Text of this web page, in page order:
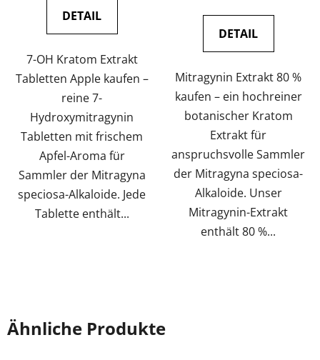
DETAIL
7-OH Kratom Extrakt
Tabletten Apple kaufen –
reine 7-
Hydroxymitragynin
Tabletten mit frischem
Apfel-Aroma für
Sammler der Mitragyna
speciosa-Alkaloide. Jede
Tablette enthält...
5
DETAIL
Mitragynin Extrakt 80 %
kaufen – ein hochreiner
botanischer Kratom
Extrakt für
anspruchsvolle Sammler
der Mitragyna speciosa-
Alkaloide. Unser
Mitragynin-Extrakt
enthält 80 %...
Ähnliche Produkte